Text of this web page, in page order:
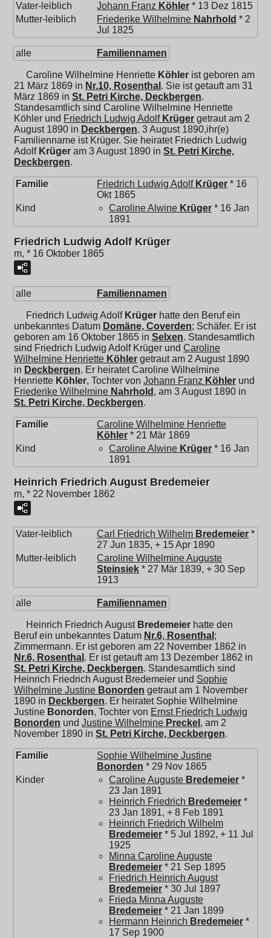
Vater-leiblich Johann Franz Köhler * 13 Dez 1815
Mutter-leiblich
Friederike Wilhelmine Nahrhold * 2
Jul 1825
alle Familiennamen
Caroline Wilhelmine Henriette Köhler ist geboren am
21 März 1869 in Nr.10, Rosenthal . Sie ist getauft am 31
März 1869 in St. Petri Kirche, Deckbergen.
Standesamtlich sind Caroline Wilhelmine Henriette
Köhler und Friedrich Ludwig Adolf Krüger getraut am 2
August 1890 in Deckbergen. 3 August 1890,ihr(e)
Familienname ist Krüger. Sie heiratet Friedrich Ludwig
Adolf Krüger am 3 August 1890 in St. Petri Kirche,
Deckbergen.
Familie Friedrich Ludwig Adolf Krüger * 16
Okt 1865
Kind
Caroline Alwine Krüger * 16 Jan
1891
Friedrich Ludwig Adolf Krüger
m, * 16 Oktober 1865
alle Familiennamen
Friedrich Ludwig Adolf Krüger hatte den Beruf ein
unbekanntes Datum Domäne, Coverden; Schäfer. Er ist
geboren am 16 Oktober 1865 in Selxen. Standesamtlich
sind Friedrich Ludwig Adolf Krüger und Caroline
Wilhelmine Henriette Köhler getraut am 2 August 1890
in Deckbergen. Er heiratetCaroline Wilhelmine
Henriette Köhler, Tochter von Johann Franz Köhler und
Friederike Wilhelmine Nahrhold , am 3 August 1890 in
St. Petri Kirche, Deckbergen.
Familie
Caroline Wilhelmine Henriette
Köhler * 21 Mär 1869
Kind
Caroline Alwine Krüger * 16 Jan
1891
Heinrich Friedrich August Bredemeier
m, * 22 November 1862
Vater-leiblich Carl Friedrich Wilhelm Bredemeier *
27 Jun 1835, + 15 Apr 1890
Mutter-leiblich
Caroline Wilhelmine Auguste
Steinsiek * 27 Mär 1839, + 30 Sep
1913
alle Familiennamen
Heinrich Friedrich August Bredemeier hatte den
Beruf ein unbekanntes Datum Nr.6, Rosenthal ;
Zimmermann. Er ist geboren am 22 November 1862 in
Nr.6, Rosenthal . Er ist getauft am 13 Dezember 1862 in
St. Petri Kirche, Deckbergen. Standesamtlich sind
Heinrich Friedrich August Bredemeier und Sophie
Wilhelmine Justine Bonorden getraut am 1 November
1890 in Deckbergen. Er heiratet Sophie Wilhelmine
Justine Bonorden, Tochter von Ernst Friedrich Ludwig
Bonorden und Justine Wilhelmine Preckel , am 2
November 1890 in St. Petri Kirche, Deckbergen.
Familie
Sophie Wilhelmine Justine
Bonorden * 29 Nov 1865
Kinder
Caroline Auguste Bredemeier *
23 Jan 1891
Heinrich Friedrich Bredemeier *
23 Jan 1891, + 8 Feb 1891
Heinrich Friedrich Wilhelm
Bredemeier * 5 Jul 1892, + 11 Jul
1925
Minna Caroline Auguste
Bredemeier * 21 Sep 1895
Friedrich Heinrich August
Bredemeier * 30 Jul 1897
Frieda Minna Auguste
Bredemeier * 21 Jan 1899
Hermann Heinrich Bredemeier *
17 Sep 1900